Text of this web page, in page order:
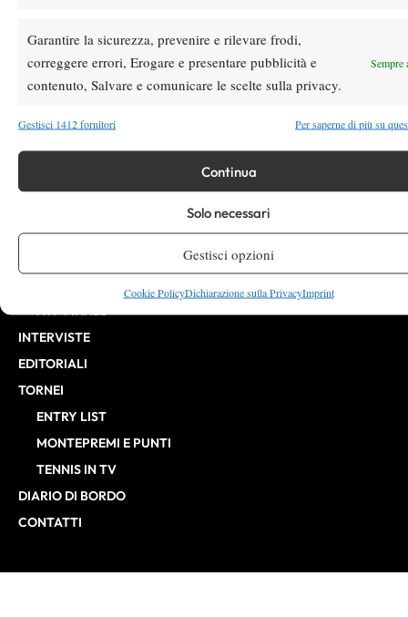
Garantire la sicurezza, prevenire e rilevare frodi,
correggere errori, Erogare e presentare pubblicità e
contenuto, Salvare e comunicare le scelte sulla privacy.
Sempre
Gestisci 1412 fornitori Per saperne di più su
Continua
Solo necessari
Gestisci opzioni
Cookie PolicyDichiarazione sulla PrivacyImprint
10268 del 15/09/2025
VIBES MEDIA SRL
, P.iva 14250480960
Direttore Responsabile: Alessandro Nizegorodcew
ENTRY LIST
NEWS
CHALLENGER
ATP FINALS
INTERVISTE
EDITORIALI
TORNEI
ENTRY LIST
MONTEPREMI E PUNTI
TENNIS IN TV
DIARIO DI BORDO
CONTATTI